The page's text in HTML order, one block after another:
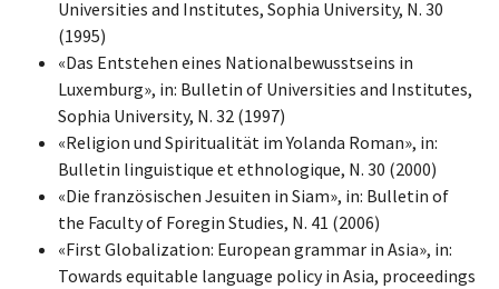
Universities and Institutes, Sophia University, N. 30
(1995)
«Das Entstehen eines Nationalbewusstseins in
Luxemburg», in: Bulletin of Universities and Institutes,
Sophia University, N. 32 (1997)
«Religion und Spiritualität im Yolanda Roman», in:
Bulletin linguistique et ethnologique, N. 30 (2000)
«Die französischen Jesuiten in Siam», in: Bulletin of
the Faculty of Foregin Studies, N. 41 (2006)
«First Globalization: European grammar in Asia», in:
Towards equitable language policy in Asia, proceedings